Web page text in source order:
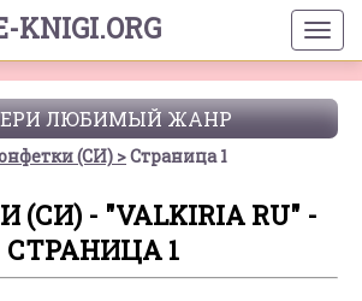
KNIGI.ORG
ЛЮБИМЫЙ ЖАНР
(СИ) Страница 1
(СИ) - "VALKIRIA RU" -
СТРАНИЦА 1